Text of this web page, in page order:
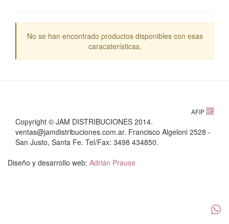
No se han encontrado productos disponibles con esas
caracaterísticas.
AFIP
Copyright © JAM DISTRIBUCIONES 2014.
ventas@jamdistribuciones.com.ar. Francisco Algeloni 2528 -
San Justo, Santa Fe. Tel/Fax: 3498 434850.
Diseño y desarrollo web: Adrián Prause